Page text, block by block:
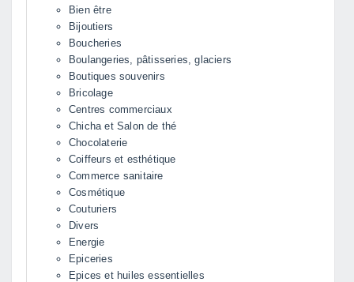
Bien être
Bijoutiers
Boucheries
Boulangeries, pâtisseries, glaciers
Boutiques souvenirs
Bricolage
Centres commerciaux
Chicha et Salon de thé
Chocolaterie
Coiffeurs et esthétique
Commerce sanitaire
Cosmétique
Couturiers
Divers
Energie
Epiceries
Epices et huiles essentielles